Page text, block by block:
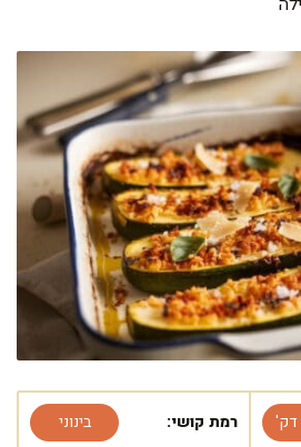
רמת קושי: בינוני